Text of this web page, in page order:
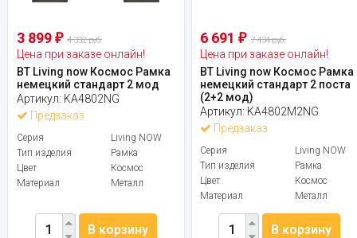
3 899 ₽ 4 332 руб.
Цена при заказе онлайн!
BT Living now Космос Рамка
немецкий стандарт 2 мод
Артикул: KA4802NG
Предзаказ
Серия
Living NOW
Тип изделия
Рамка
Цвет
Космос
Материал
Металл
В корзину
6 691₽ 7 434 руб.
Цена при заказе онлайн!
BT Living now Космос Рамка
немецкий стандарт 2 поста
(2+2 мод)
Артикул: KA4802M2NG
Предзаказ
Серия
Living NOW
Тип изделия
Рамка
Цвет
Космос
Материал
Металл
В корзину